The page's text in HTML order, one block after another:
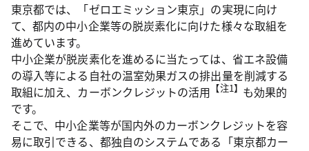
東京都では、「ゼロエミッション東京」の実現に向け
て、都内の中小企業等の脱炭素化に向けた様々な取組を
進めています。
中小企業が脱炭素化を進めるに当たっては、省エネ設備
の導入等による自社の温室効果ガスの排出量を削減する
取組に加え、カーボンクレジットの活用 【注1】 も効果的
です。
そこで、中小企業等が国内外のカーボンクレジットを容
易に取引できる、都独自のシステムである「東京都カー